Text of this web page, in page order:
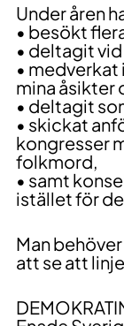
Under åren
• besökt
• deltagit
•
mina åsikter
• deltagit
• skickat
kongresser
folkmord,
• samt
istället för
Man
att se att